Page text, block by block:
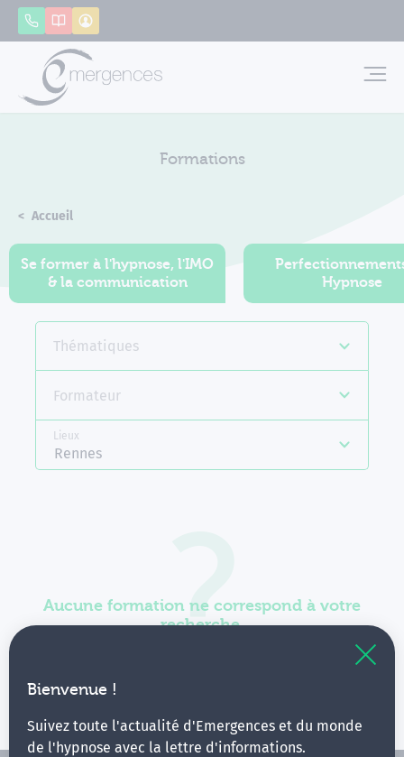
Bienvenue !
Suivez toute l'actualité d'Emergences et du monde
de l'hypnose avec la lettre d'informations.
AppelerCatalogue
Formations
Accueil
Se former à l'hypnose, l'IMO
& la communication
Hypnose
Thématiques
Formateur
Lieux
Rennes
Aucune formation ne correspond à votre
recherche.
Vous pouvez renouveler votre requête en élargissant
Panneau de gestion des cookies